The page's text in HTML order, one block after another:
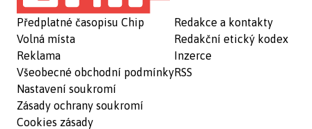
Předplatné časopisu Chip
Volná místa
Reklama
Všeobecné obchodní podmínky
Nastavení soukromí
Zásady ochrany soukromí
Cookies zásady
Redakce a kontakty
Redakční etický kodex
Inzerce
RSS